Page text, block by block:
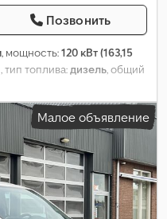
Позвонить
, мощность:120 кВт (163,15
, тип топлива:дизель , общий
3, длина грузового отсека:
загрузки:1 700 мм, высота
ABS, кондиционер,
фильтр, центральный
(ESP)
Малое объявление